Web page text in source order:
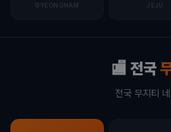
GYEONGNAM JEJU
🏬 전국
전국 무지티